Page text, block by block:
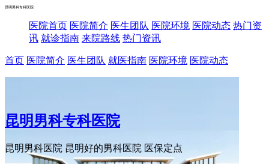
昆明男科专科医院
医院首页 医院简介 医生团队 医院环境 医院动态 热门资
讯 就诊指南 来院路线 热门资讯
首页 医院简介 医生团队 就医指南 医院环境 医院动态
昆明男科专科医院
昆明男科医院 昆明好的男科医院 医保定点